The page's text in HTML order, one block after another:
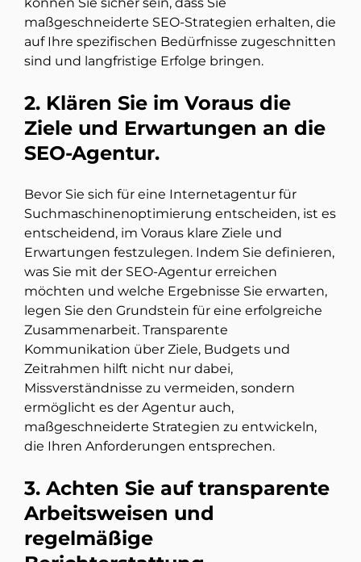
können Sie sicher sein, dass Sie
maßgeschneiderte SEO-Strategien erhalten, die
auf Ihre spezifischen Bedürfnisse zugeschnitten
sind und langfristige Erfolge bringen.
2. Klären Sie im Voraus die
Ziele und Erwartungen an die
SEO-Agentur.
Bevor Sie sich für eine Internetagentur für
Suchmaschinenoptimierung entscheiden, ist es
entscheidend, im Voraus klare Ziele und
Erwartungen festzulegen. Indem Sie definieren,
was Sie mit der SEO-Agentur erreichen
möchten und welche Ergebnisse Sie erwarten,
legen Sie den Grundstein für eine erfolgreiche
Zusammenarbeit. Transparente
Kommunikation über Ziele, Budgets und
Zeitrahmen hilft nicht nur dabei,
Missverständnisse zu vermeiden, sondern
ermöglicht es der Agentur auch,
maßgeschneiderte Strategien zu entwickeln,
die Ihren Anforderungen entsprechen.
3. Achten Sie auf transparente
Arbeitsweisen und
regelmäßige